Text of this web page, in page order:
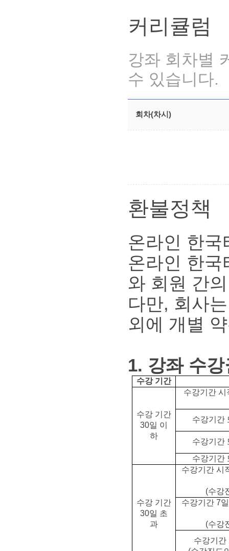
커리큘럼
강좌 회차별
수 있습니다.
회차(차시)
환불정책
온라인 한국
온라인 한
와 회원 간
다만, 회사
외에 개별
1. 강좌 수강
수강 기간
수강 기간
30일 이
하
수강기간 시
수강기간
수강기간
수강기간
수강 기간
30일 초
과
수강기간 시
(수강
수강기간 7
(수강
수강기간